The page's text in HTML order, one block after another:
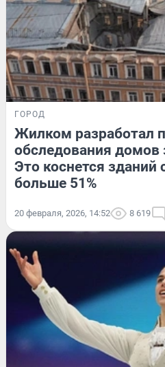
ГОРОД
Жилком разработал
обследования домов
Это коснется зданий
больше 51%
20 февраля, 2026, 14:52 8 619